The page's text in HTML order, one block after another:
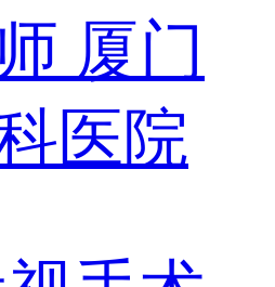
厦门
医院